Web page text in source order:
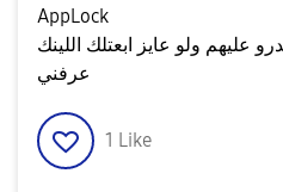
AppLock
عليهم ولو عايز ابعتلك اللينك
عرفني
1 Like